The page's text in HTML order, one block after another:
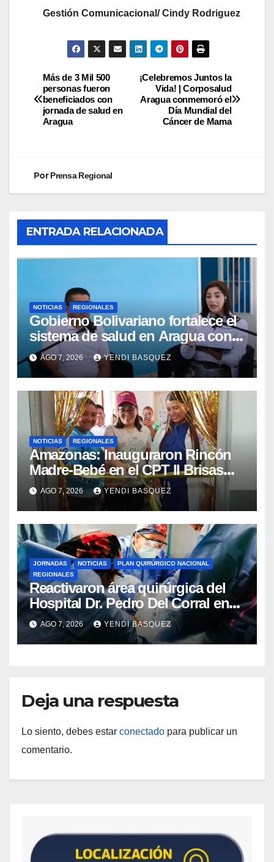
Gestión Comunicacional/ Cindy Rodriguez
¡Celebremos Juntos la
Vida! | Corposalud
Aragua conmemoró el
Día Mundial del
Cáncer de Mama
Más de 3 Mil 500
personas fueron
beneficiados con
jornada de salud en
Aragua
PorPrensa Regional
ENTRADA RELACIONADA
NOTICIAS REGIONALES
Gobierno Bolivariano fortalece el
sistema de salud en Aragua con
la reinauguración del CDI La Mora
AGO 7, 2026 YENDI BASQUEZ
NOTICIAS REGIONALES
​Amazonas: Inauguraron Rincón
Madre-Bebé en el CPT II Brisas
del Aeropuerto ​Inauguraron
Rincón
AGO 7, 2026 YENDI BASQUEZ
JORNADAS NOTICIAS
PLAN QUIRÚRGICO NACIONAL
REGIONALES
Reactivaron área quirúrgica del
Hospital Dr. Pedro Del Corral en
Guárico
AGO 7, 2026 YENDI BASQUEZ
Deja una respuesta
Lo siento, debes estar conectado para publicar un
comentario.